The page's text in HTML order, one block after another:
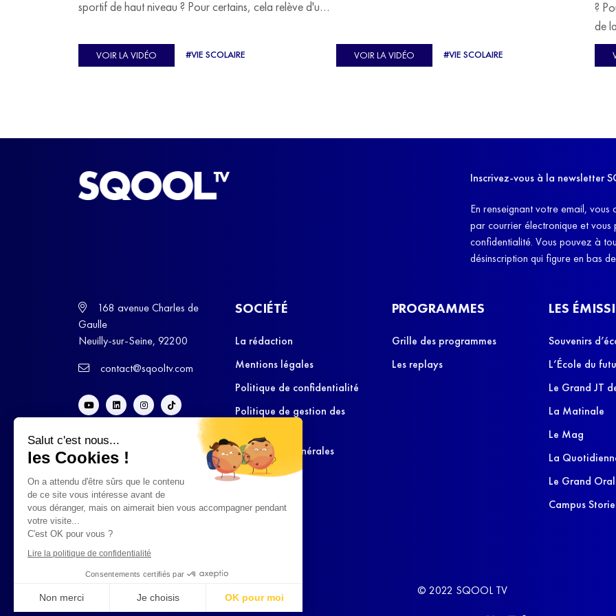
Salut c'est nous...
les Cookies !
On a attendu d'être sûrs que le contenu
de ce site vous intéresse avant de
vous déranger, mais on aimerait bien vous accompagner pendant
votre visite...
C'est OK pour vous ?
Lire la politique de confidentialité
Consentements certifiés par
Non merci Je choisis OK pour moi
sportif de haut niveau ? Pour certains, cela relève d'un
Ulysse Soriano, vice-champion d'Europe de Horse-
ball, qui a failli abandonner ses études avant de
VOIR LA VIDÉO #VIE SCOLAIRE
C'est l'histoire de nombreux réfugiés, et notamment
celle de Lisa Machukha, que nous vous proposons de
VOIR LA VIDÉO #VIE SCOLAIRE
?
de
Inscrivez-vous à la newsletter
En renseignant votre email,
par courrier électronique et
confidentialité. Vous pouvez à
désinscription qui figure en bas
168 avenue Charles de
Gaulle
Neuilly-sur-Seine, 92200
contact@sqooltv.com
SOCIÉTÉ
La rédaction
Mentions légales
Politique de confidentialité
Politique de gestion des
Conditions Générales
d’Utilisation
PROGRAMMES
Grille des programmes
Les replays
LES
Souvenirs
L’École du
Le Grand JT
La Matinale
Le Mag
La
Le Grand Oral
Campus
© 2022 SQOOL TV